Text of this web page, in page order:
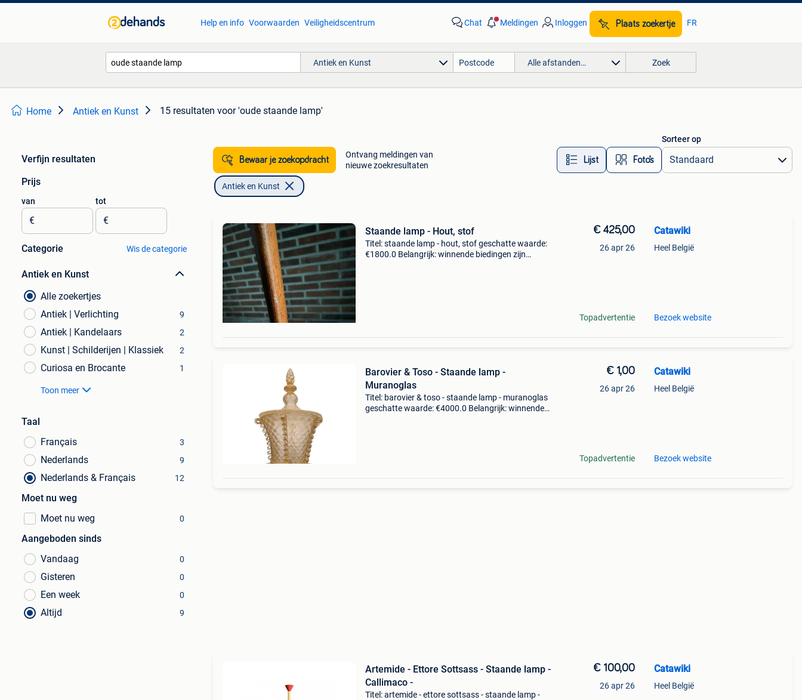
Help en info Voorwaarden Veiligheidscentrum Chat Meldingen Inloggen Plaats zoekertje FR
Antiek en Kunst Alle afstanden… Zoek
Home Antiek en Kunst 15 resultaten voor 'oude staande lamp'
Verfijn resultaten
Prijs
van
€
tot
€
Categorie Wis de categorie
Antiek en Kunst
Alle zoekertjes
Antiek | Verlichting
9
Antiek | Kandelaars 2
Kunst | Schilderijen | Klassiek 2
Curiosa en Brocante 1
Toon meer
Taal
Français
3
Nederlands 9
Nederlands & Français 12
Moet nu weg
Moet nu weg
0
Aangeboden sinds
Vandaag
0
Gisteren 0
Een week 0
Altijd 9
Bewaar je zoekopdracht
Ontvang meldingen van
nieuwe zoekresultaten
Lijst Foto’s
Sorteer op
Antiek en Kunst
Staande lamp - Hout, stof
Titel: staande lamp - hout, stof geschatte waarde:
€1800.0 Belangrijk: winnende biedingen zijn
€ 425,00
26 apr 26
Topadvertentie
Catawiki
Heel België
Bezoek website
Barovier & Toso - Staande lamp -
Muranoglas
Titel: barovier & toso - staande lamp - muranoglas
geschatte waarde: €4000.0 Belangrijk: winnende
€ 1,00
26 apr 26
Topadvertentie
Catawiki
Heel België
Bezoek website
Artemide - Ettore Sottsass - Staande lamp -
Callimaco -
Titel: artemide - ettore sottsass - staande lamp -
€ 100,00
26 apr 26
Catawiki
Heel België